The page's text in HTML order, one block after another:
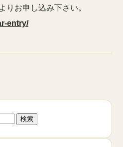
お申し込み下さい。
entry/